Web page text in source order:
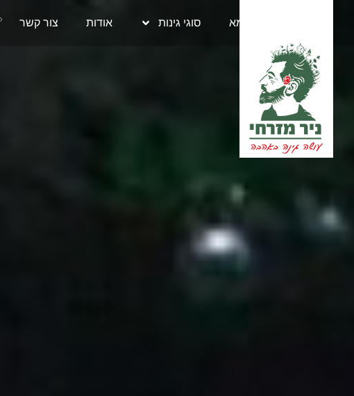
גינות לדוגמא סוגי גינות אודות צור קשר